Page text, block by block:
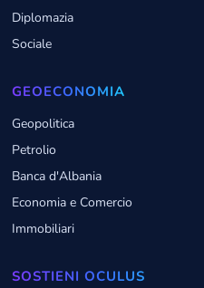
Diplomazia
Sociale
GEOECONOMIA
Geopolitica
Petrolio
Banca d'Albania
Economia e Comercio
Immobiliari
SOSTIENI OCULUS